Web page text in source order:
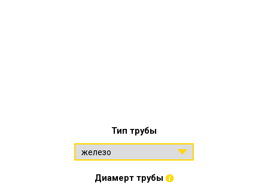
Тип трубы
Диамерт трубы